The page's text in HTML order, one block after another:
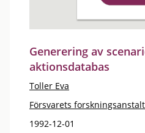
Generering av
aktionsdatabas
Toller Eva
Försvarets forskningsanstalt
1992-12-01